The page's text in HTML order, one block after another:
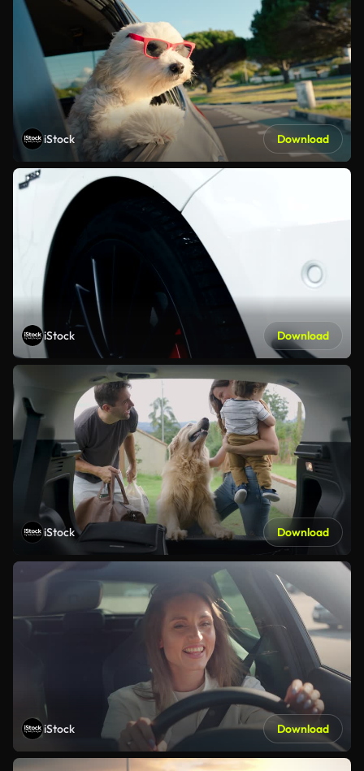
iStock Download
iStock Download
iStock Download
iStock Download